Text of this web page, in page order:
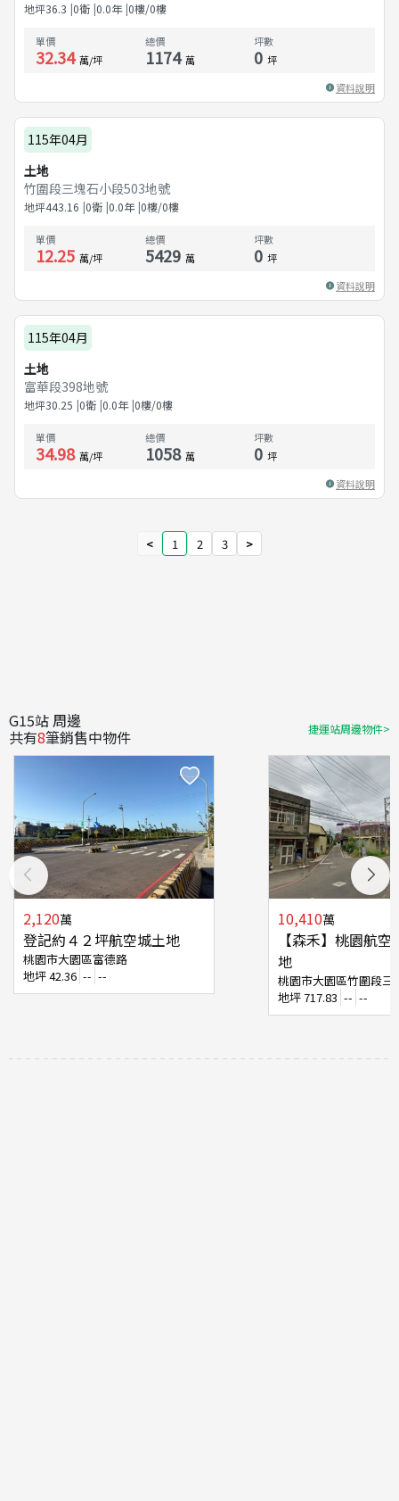
地坪36.3 0衛 0.0年 0樓/0樓
單價
32.34 萬/坪
總價
1174 萬
坪數
0 坪
資料說明
115年04月
土地
竹圍段三塊石小段503地號
地坪443.16 0衛 0.0年 0樓/0樓
單價
12.25 萬/坪
總價
5429 萬
坪數
0 坪
資料說明
115年04月
土地
富華段398地號
地坪30.25 0衛 0.0年 0樓/0樓
單價
34.98 萬/坪
總價
1058 萬
坪數
0 坪
資料說明
< 1 2 3 >
G15站 周邊
共有8筆銷售中物件 捷運站周邊物件>
2,120萬
登記約４２坪航空城土地
桃園市大園區富德路
地坪42.36 -- --
10,410萬
【森禾】桃園航
地
桃園市大園區竹圍段三
地坪717.83 -- --